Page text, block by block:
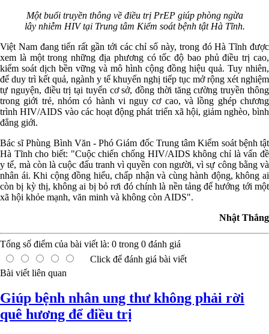
Một buổi truyền thông về điều trị PrEP giúp phòng ngừa
lây nhiễm HIV tại Trung tâm Kiểm soát bệnh tật Hà Tĩnh.
Việt Nam đang tiến rất gần tới các chỉ số này, trong đó Hà Tĩnh được
xem là một trong những địa phương có tốc độ bao phủ điều trị cao,
kiểm soát dịch bền vững và mô hình cộng đồng hiệu quả. Tuy nhiên,
để duy trì kết quả, ngành y tế khuyến nghị tiếp tục mở rộng xét nghiệm
tự nguyện, điều trị tại tuyến cơ sở, đồng thời tăng cường truyền thông
trong giới trẻ, nhóm có hành vi nguy cơ cao, và lồng ghép chương
trình HIV/AIDS vào các hoạt động phát triển xã hội, giảm nghèo, bình
đẳng giới.
Bác sĩ Phùng Bình Văn - Phó Giám đốc Trung tâm Kiểm soát bệnh tật
Hà Tĩnh cho biết: "Cuộc chiến chống HIV/AIDS không chỉ là vấn đề
y tế, mà còn là cuộc đấu tranh vì quyền con người, vì sự công bằng và
nhân ái. Khi cộng đồng hiểu, chấp nhận và cùng hành động, không ai
còn bị kỳ thị, không ai bị bỏ rơi đó chính là nền tảng để hướng tới một
xã hội khỏe mạnh, văn minh và không còn AIDS".
Nhật Thắng
Tổng số điểm của bài viết là: 0 trong 0 đánh giá
Click để đánh giá bài viết
Bài viết liên quan
Giúp bệnh nhân ung thư không phải rời
quê hương để điều trị